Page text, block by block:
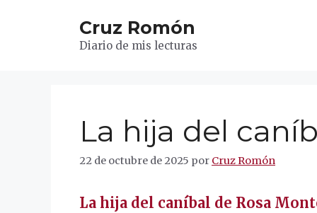
Cruz Romón
Diario de mis lecturas
La hija del
22 de octubre de 2025 por Cruz Romón
La hija del caníbal de Rosa